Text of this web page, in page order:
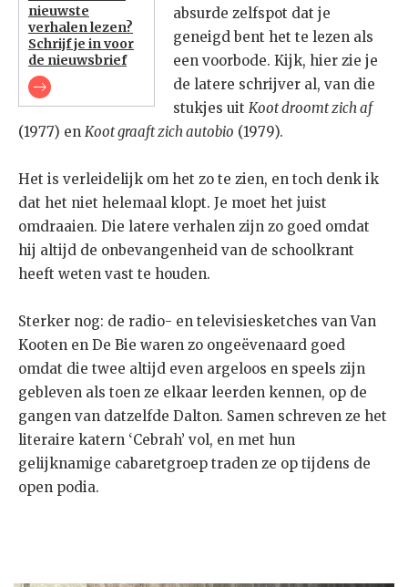
nieuwste
verhalen lezen?
Schrijf je in voor
de nieuwsbrief
absurde zelfspot dat je
geneigd bent het te lezen als
een voorbode. Kijk, hier zie je
de latere schrijver al, van die
stukjes uit Koot droomt zich af
(1977) en Koot graaft zich autobio (1979).
Het is verleidelijk om het zo te zien, en toch denk ik
dat het niet helemaal klopt. Je moet het juist
omdraaien. Die latere verhalen zijn zo goed omdat
hij altijd de onbevangenheid van de schoolkrant
heeft weten vast te houden.
Sterker nog: de radio- en televisiesketches van Van
Kooten en De Bie waren zo ongeëvenaard goed
omdat die twee altijd even argeloos en speels zijn
gebleven als toen ze elkaar leerden kennen, op de
gangen van datzelfde Dalton. Samen schreven ze het
literaire katern ‘Cebrah’ vol, en met hun
gelijknamige cabaretgroep traden ze op tijdens de
open podia.